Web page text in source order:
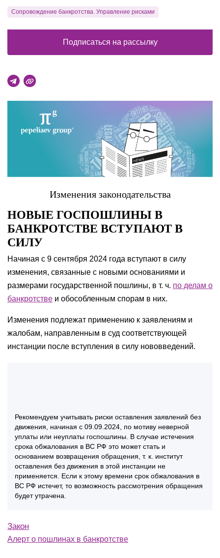
Изменения законодательства
НОВЫЕ ГОСПОШЛИНЫ В
БАНКРОТСТВЕ ВСТУПАЮТ В
СИЛУ
Начиная с 9 сентября 2024 года вступают в силу
изменения, связанные с новыми основаниями и
размерами государственной пошлины, в т. ч. по делам о
банкротстве и обособленным спорам в них.
Изменения подлежат применению к заявлениям и
жалобам, направленным в суд соответствующей
инстанции после вступления в силу нововведений.
Рекомендуем учитывать риски оставления заявлений без
движения, начиная с 09.09.2024, по мотиву неверной
уплаты или неуплаты госпошлины. В случае истечения
срока обжалования в ВС РФ это может стать и
основанием возвращения обращения, т. к. институт
оставления без движения в этой инстанции не
применяется. Если к этому времени срок обжалования в
ВС РФ истечет, то возможность рассмотрения обращения
будет утрачена.
Закон
Алерт о пошлинах в банкротстве
Сопровождение банкротства. Управление рисками
Подписаться на рассылку